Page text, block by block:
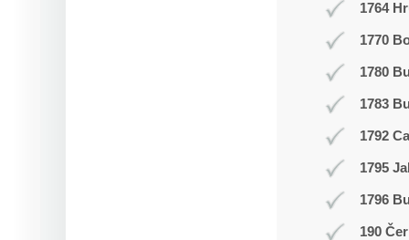
1764
1770
1780
1783
1792
1795
1796
190